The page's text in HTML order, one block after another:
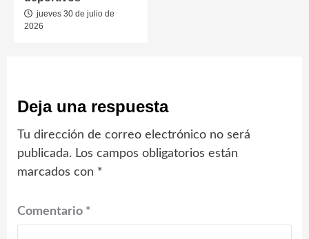
jueves 30 de julio de
2026
Deja una respuesta
Tu dirección de correo electrónico no será
publicada. Los campos obligatorios están
marcados con *
Comentario *